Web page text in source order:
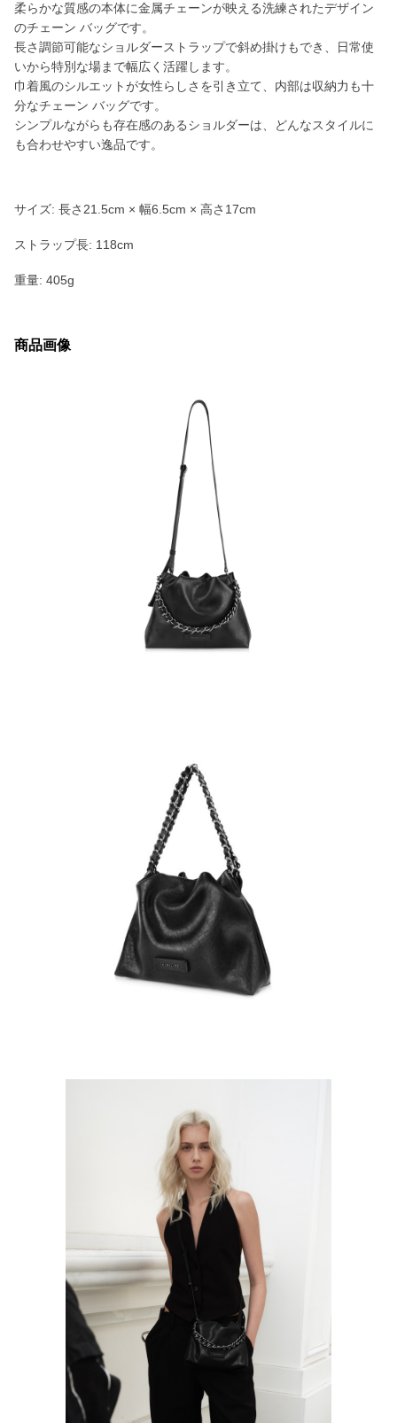
柔らかな質感の本体に金属チェーンが映える洗練されたデザイン
のチェーン バッグです。
長さ調節可能なショルダーストラップで斜め掛けもでき、日常使
いから特別な場まで幅広く活躍します。
巾着風のシルエットが女性らしさを引き立て、内部は収納力も十
分なチェーン バッグです。
シンプルながらも存在感のあるショルダーは、どんなスタイルに
も合わせやすい逸品です。
サイズ: 長さ21.5cm × 幅6.5cm × 高さ17cm
ストラップ長: 118cm
重量: 405g
商品画像